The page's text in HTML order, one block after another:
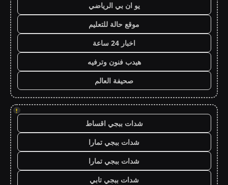
يو ان بي الرياضي
موقع حالة للتعليم
اخبار 24 ساعة
هيدب فنون وترفيه
صحيفة العالم
!
شدات ببجي اقساط
شدات ببجي تمارا
شدات ببجي تمارا
شدات ببجي تابي